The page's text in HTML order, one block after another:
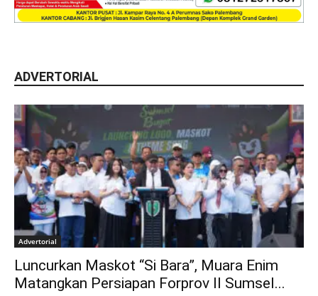
ADVERTORIAL
Advertorial
Luncurkan Maskot “Si Bara”, Muara Enim
Matangkan Persiapan Forprov II Sumsel...